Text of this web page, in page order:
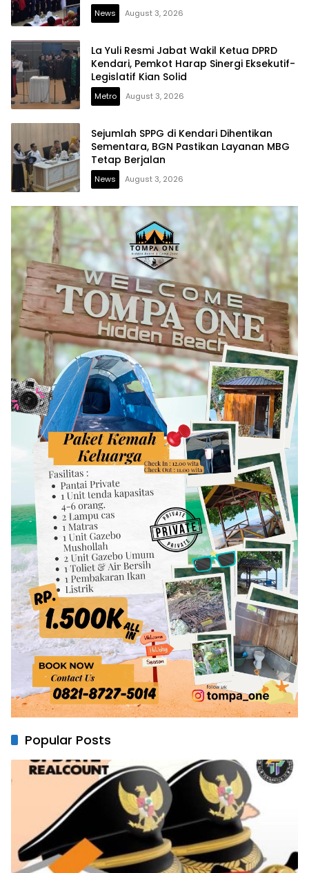
News August 3, 2026
La Yuli Resmi Jabat Wakil Ketua DPRD
Kendari, Pemkot Harap Sinergi Eksekutif-
Legislatif Kian Solid
Metro August 3, 2026
Sejumlah SPPG di Kendari Dihentikan
Sementara, BGN Pastikan Layanan MBG
Tetap Berjalan
News August 3, 2026
Popular Posts